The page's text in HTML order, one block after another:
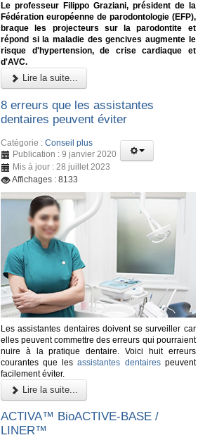
Le professeur Filippo Graziani, président de la
Fédération européenne de parodontologie (EFP),
braque les projecteurs sur la parodontite et
répond si la maladie des gencives augmente le
risque d'hypertension, de crise cardiaque et
d'AVC.
Lire la suite...
8 erreurs que les assistantes
dentaires peuvent éviter
Catégorie : Conseil plus
Publication : 9 janvier 2020
Mis à jour : 28 juillet 2023
Affichages : 8133
Les assistantes dentaires doivent se surveiller car
elles peuvent commettre des erreurs qui pourraient
nuire à la pratique dentaire. Voici huit erreurs
courantes que lesassistantes dentairespeuvent
facilement éviter.
Lire la suite...
ACTIVA™ BioACTIVE-BASE /
LINER™